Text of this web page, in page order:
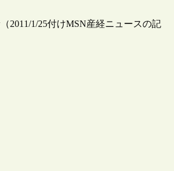
1/25付けMSN産経ニュースの記